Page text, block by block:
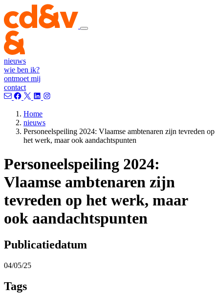
nieuws
wie ben ik?
ontmoet mij
contact
Home
nieuws
Personeelspeiling 2024: Vlaamse ambtenaren zijn tevreden op
het werk, maar ook aandachtspunten
Personeelspeiling 2024:
Vlaamse ambtenaren zijn
tevreden op het werk, maar
ook aandachtspunten
Publicatiedatum
04/05/25
Tags